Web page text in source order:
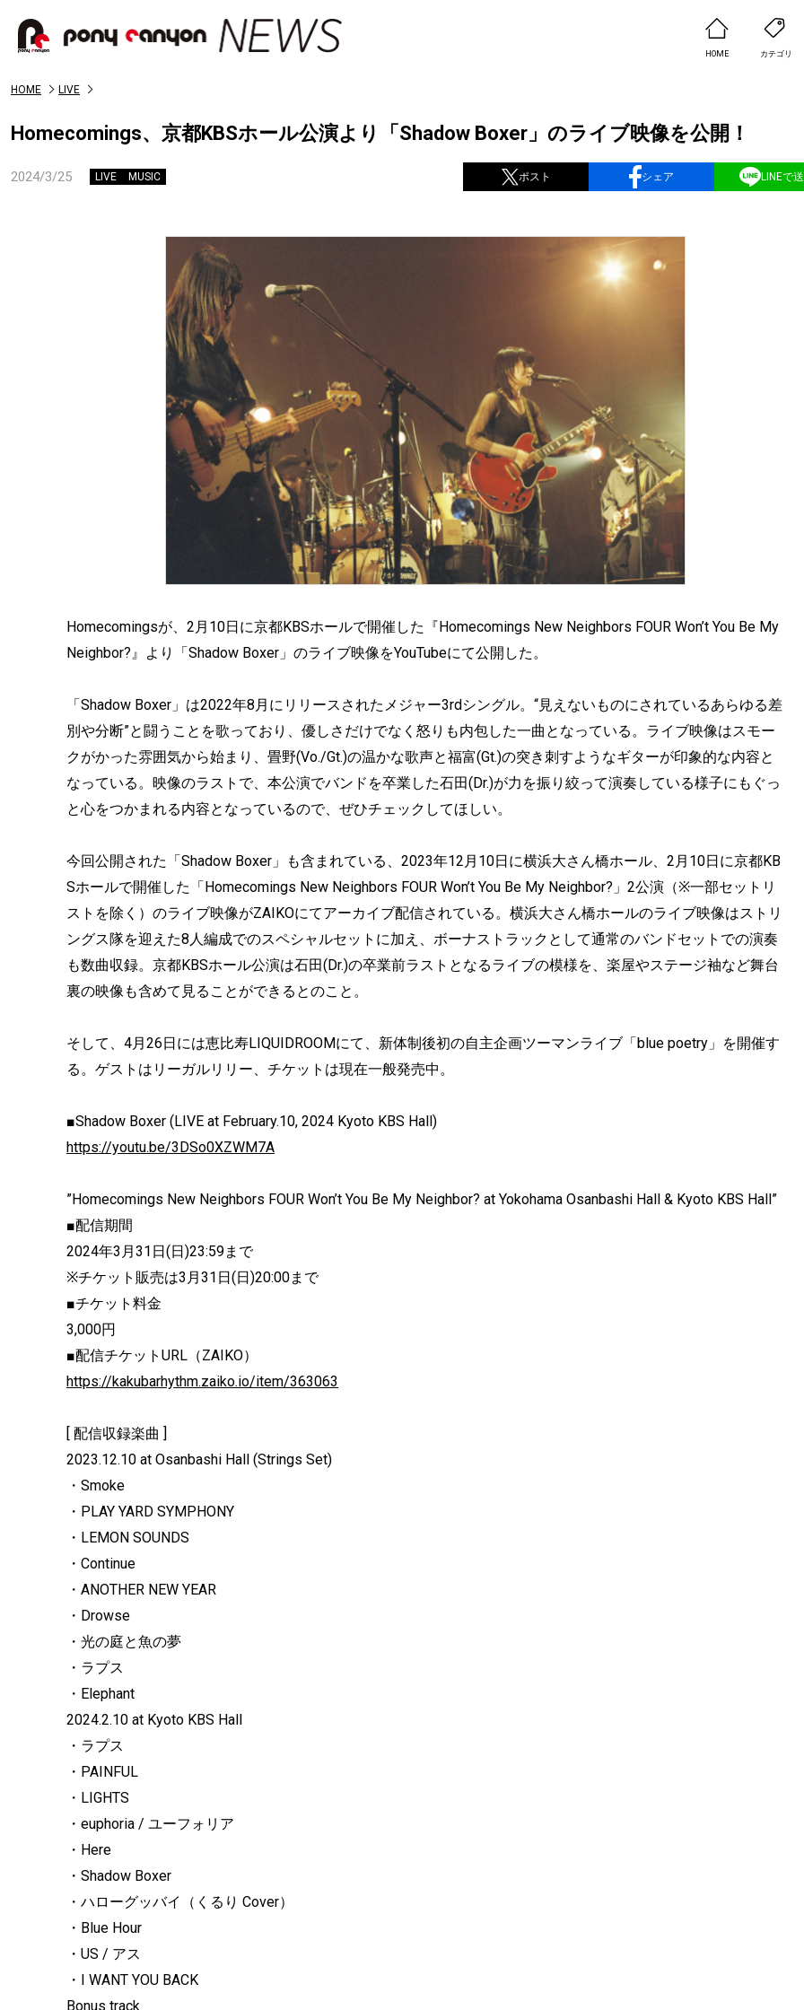
HOME カテゴリ
HOME LIVE
Homecomings、京都KBSホール公演より「Shadow Boxer」のライブ映像を公開！
2024/3/25 LIVE MUSIC ポスト シェア LINEで
Homecomingsが、2月10日に京都KBSホールで開催した『Homecomings New Neighbors FOUR Won’t You Be My
Neighbor?』より「Shadow Boxer」のライブ映像をYouTubeにて公開した。
「Shadow Boxer」は2022年8月にリリースされたメジャー3rdシングル。“見えないものにされているあらゆる差
別や分断”と闘うことを歌っており、優しさだけでなく怒りも内包した一曲となっている。ライブ映像はスモー
クがかった雰囲気から始まり、畳野(Vo./Gt.)の温かな歌声と福富(Gt.)の突き刺すようなギターが印象的な内容と
なっている。映像のラストで、本公演でバンドを卒業した石田(Dr.)が力を振り絞って演奏している様子にもぐっ
と心をつかまれる内容となっているので、ぜひチェックしてほしい。
今回公開された「Shadow Boxer」も含まれている、2023年12月10日に横浜大さん橋ホール、2月10日に京都KB
Sホールで開催した「Homecomings New Neighbors FOUR Won’t You Be My Neighbor?」2公演（※一部セットリ
ストを除く）のライブ映像がZAIKOにてアーカイブ配信されている。横浜大さん橋ホールのライブ映像はストリ
ングス隊を迎えた8人編成でのスペシャルセットに加え、ボーナストラックとして通常のバンドセットでの演奏
も数曲収録。京都KBSホール公演は石田(Dr.)の卒業前ラストとなるライブの模様を、楽屋やステージ袖など舞台
裏の映像も含めて見ることができるとのこと。
そして、4月26日には恵比寿LIQUIDROOMにて、新体制後初の自主企画ツーマンライブ「blue poetry」を開催す
る。ゲストはリーガルリリー、チケットは現在一般発売中。
■Shadow Boxer (LIVE at February.10, 2024 Kyoto KBS Hall)
https://youtu.be/3DSo0XZWM7A
”Homecomings New Neighbors FOUR Won’t You Be My Neighbor? at Yokohama Osanbashi Hall & Kyoto KBS Hall”
■配信期間
2024年3月31日(日)23:59まで
※チケット販売は3月31日(日)20:00まで
■チケット料金
3,000円
■配信チケットURL（ZAIKO）
https://kakubarhythm.zaiko.io/item/363063
[ 配信収録楽曲 ]
2023.12.10 at Osanbashi Hall (Strings Set)
・Smoke
・PLAY YARD SYMPHONY
・LEMON SOUNDS
・Continue
・ANOTHER NEW YEAR
・Drowse
・光の庭と魚の夢
・ラプス
・Elephant
2024.2.10 at Kyoto KBS Hall
・ラプス
・PAINFUL
・LIGHTS
・euphoria / ユーフォリア
・Here
・Shadow Boxer
・ハローグッバイ（くるり Cover）
・Blue Hour
・US / アス
・I WANT YOU BACK
Bonus track